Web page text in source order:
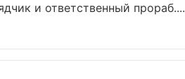
и ответственный прораб....